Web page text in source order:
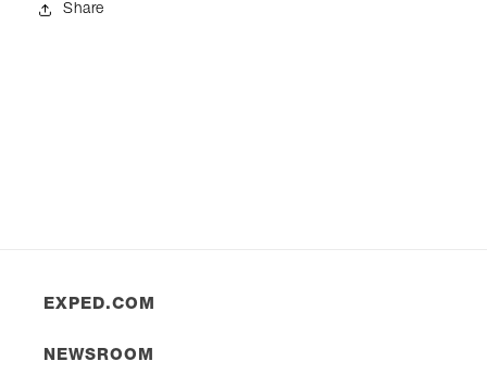
Share
EXPED.COM
NEWSROOM